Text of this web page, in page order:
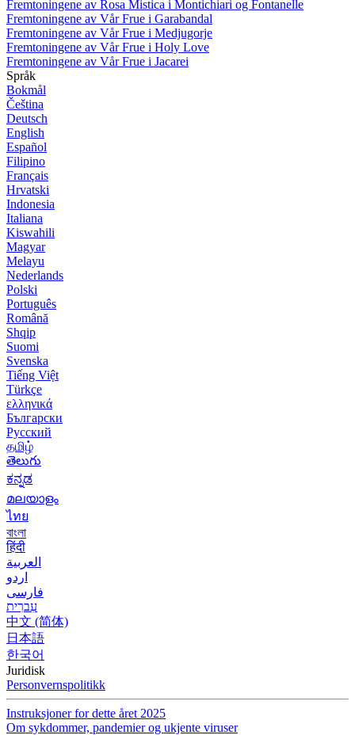
Fremtoningene av Rosa Mistica i Montichiari og Fontanelle
Fremtoningene av Vår Frue i Garabandal
Fremtoningene av Vår Frue i Medjugorje
Fremtoningene av Vår Frue i Holy Love
Fremtoningene av Vår Frue i Jacarei
Språk
Bokmål
Čeština
Deutsch
English
Español
Filipino
Français
Hrvatski
Indonesia
Italiana
Kiswahili
Magyar
Melayu
Nederlands
Polski
Português
Română
Shqip
Suomi
Svenska
Tiếng Việt
Türkçe
ελληνικά
Български
Русский
தமிழ்
తెలుగు
ಕನ್ನಡ
മലയാളം
ไทย
বাংলা
हिंदी
العربية
اردو
فارسی
עִברִית
中文 (简体)
日本語
한국어
Juridisk
Personvernspolitikk
Instruksjoner for dette året 2025
Om sykdommer, pandemier og ukjente viruser